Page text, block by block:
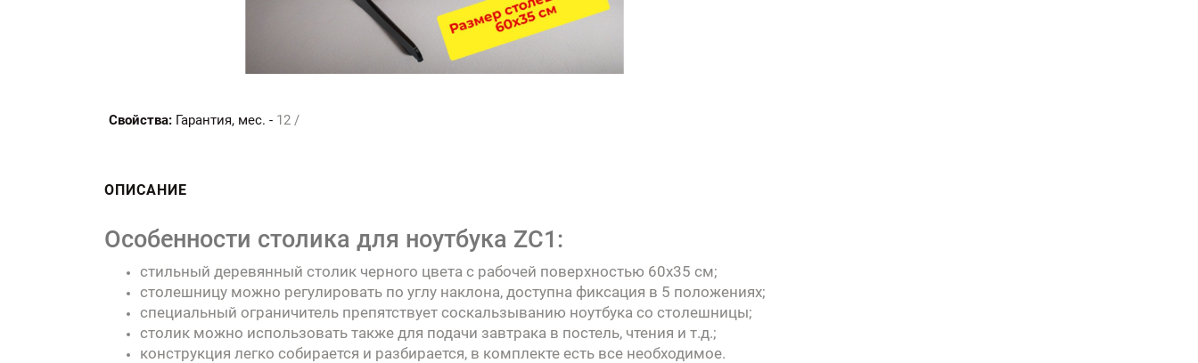
Свойства: Гарантия, мес. - 12 /
ОПИСАНИЕ
Особенности столика для ноутбука ZC1:
стильный деревянный столик черного цвета с рабочей поверхностью 60х35 см;
столешницу можно регулировать по углу наклона, доступна фиксация в 5 положениях;
специальный ограничитель препятствует соскальзыванию ноутбука со столешницы;
столик можно использовать также для подачи завтрака в постель, чтения и т.д.;
конструкция легко собирается и разбирается, в комплекте есть все необходимое.